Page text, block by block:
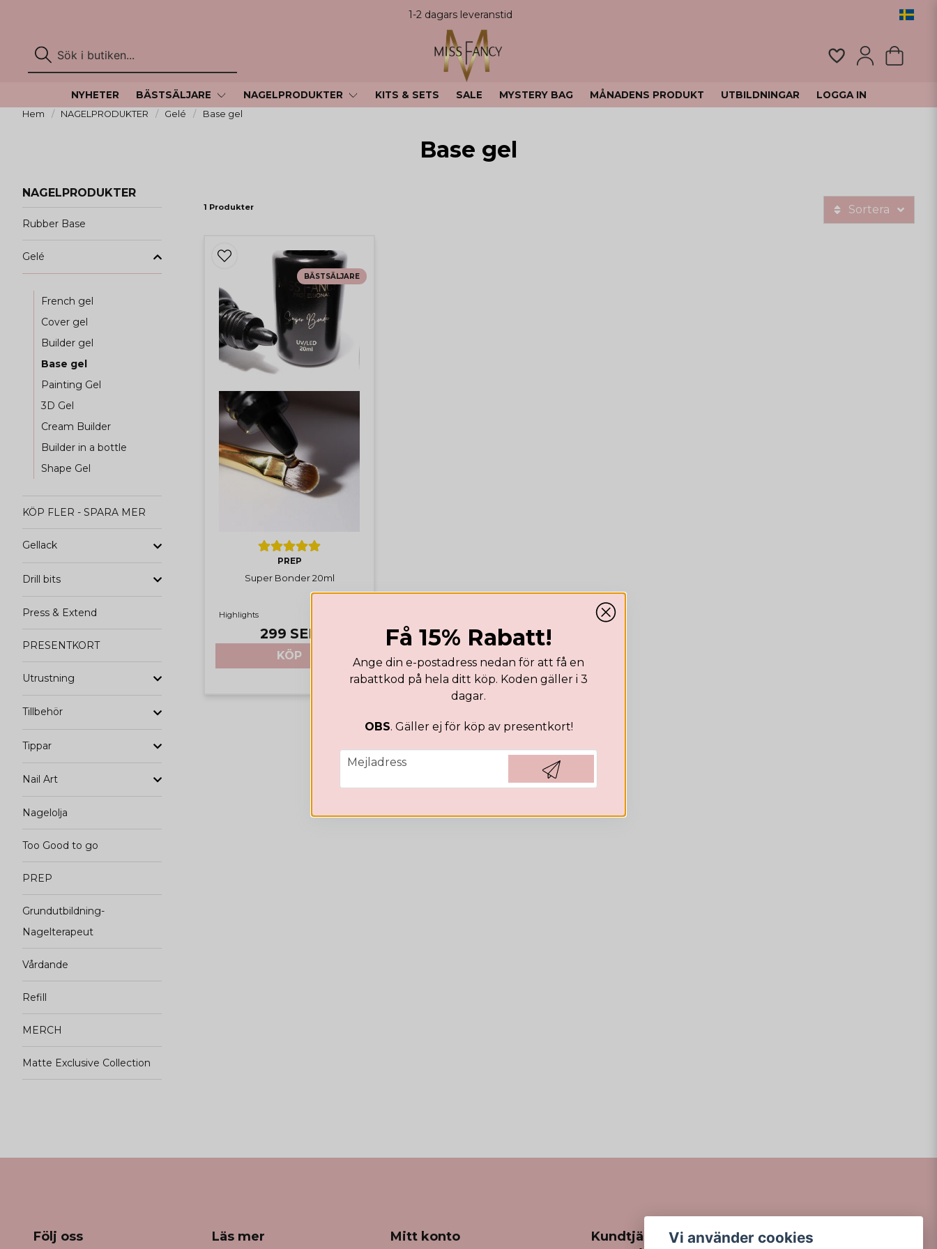
1-2 dagars leveranstid
NYHETER BÄSTSÄLJARE NAGELPRODUKTER KITS & SETS SALE MYSTERY BAG MÅNADENS PRODUKT UTBILDNINGAR LOGGA IN
Hem NAGELPRODUKTER Gelé Base gel
Base gel
NAGELPRODUKTER
Rubber Base
Gelé
French gel
Cover gel
Builder gel
Base gel
Painting Gel
3D Gel
Cream Builder
Builder in a bottle
Shape Gel
KÖP FLER - SPARA MER
Gellack
Drill bits
Press & Extend
PRESENTKORT
Utrustning
Tillbehör
Tippar
Nail Art
Nagelolja
Too Good to go
PREP
Grundutbildning-
Nagelterapeut
Vårdande
Refill
MERCH
Matte Exclusive Collection
1 Produkter Sortera
PREP
Super Bonder 20ml
Highlights
299 SEK
KÖP
BÄSTSÄLJARE
Få 15% Rabatt!
Ange din e-postadress nedan för att få en
rabattkod på hela ditt köp. Koden gäller i 3
dagar.
OBS. Gäller ej för köp av presentkort!
email
Mejladress
Hämta kod
Följ oss Läs mer Mitt konto Kundtjänst Vi använder cookies